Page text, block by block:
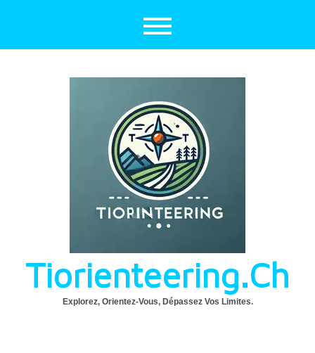
Tiorienteering.ch
Explorez, Orientez-Vous, Dépassez Vos Limites.